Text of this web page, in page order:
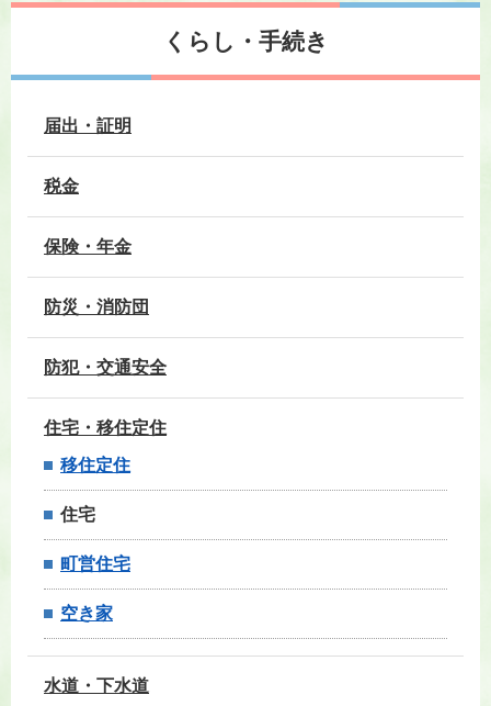
くらし・手続き
届出・証明
税金
保険・年金
防災・消防団
防犯・交通安全
住宅・移住定住
移住定住
住宅
町営住宅
空き家
水道・下水道